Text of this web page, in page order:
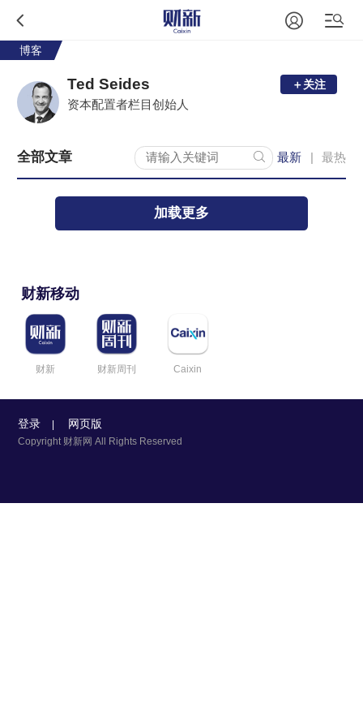
博客
Ted Seides
资本配置者栏目创始人
＋关注
全部文章 最新 最热
加载更多
财新移动
财新 财新周刊 Caixin
登录 | 网页版
Copyright 财新网 All Rights Reserved